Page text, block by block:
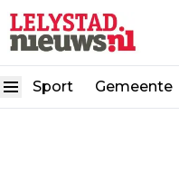
Sport Gemeente